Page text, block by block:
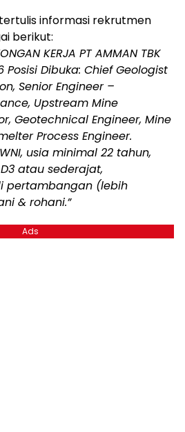
informasi rekrutmen
berikut:
KERJA PT AMMAN TBK
Posisi Dibuka: Chief Geologist
Senior Engineer –
Upstream Mine
Geotechnical Engineer, Mine
Process Engineer.
usia minimal 22 tahun,
atau sederajat,
pertambangan (lebih
& rohani.”
Ads